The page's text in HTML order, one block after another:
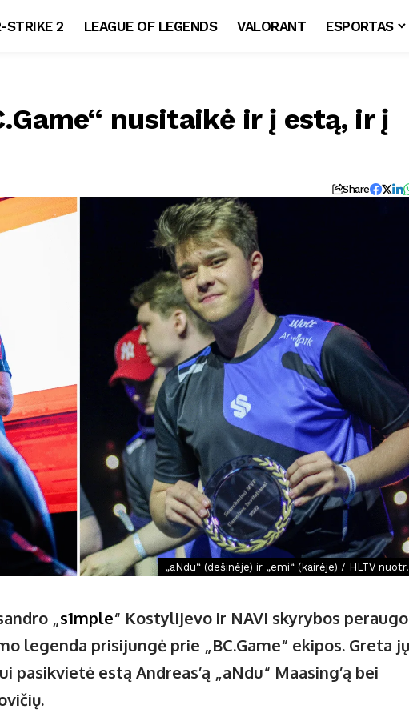
STRIKE 2 LEAGUE OF LEGENDS VALORANT ESPORTAS
nusitaikė ir į estą, ir į
Share
„aNdu“ (dešinėje) ir „emi“ (kairėje) / HLTV nuotr.
„s1mple“ Kostylijevo ir NAVI skyrybos peraugo
legenda prisijungė prie „BC.Game“ ekipos. Greta jų
estą Andreas’ą „aNdu“ Maasing’ą bei